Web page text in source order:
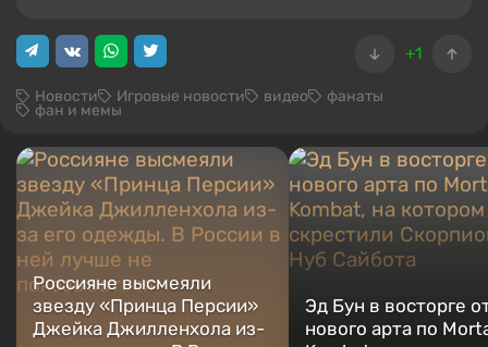
+1
Новости Игровые новости видео фанаты
фан и мемы
Россияне высмеяли
звезду «Принца Персии»
Джейка Джилленхола из-
Эд Бун в восторге
нового арта по